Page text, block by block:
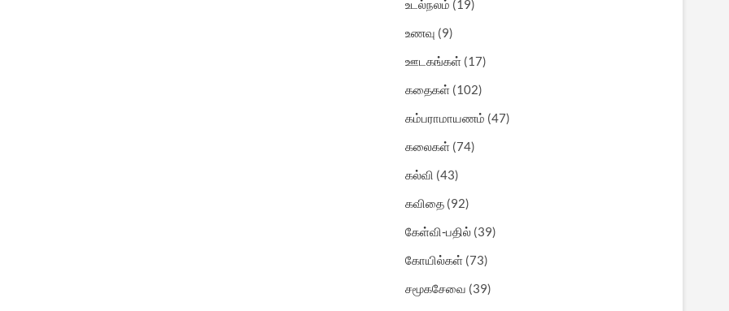
உடல்நலம் (19)
உணவு (9)
ஊடகங்கள் (17)
கதைகள் (102)
கம்பராமாயணம் (47)
கலைகள் (74)
கல்வி (43)
கவிதை (92)
கேள்வி-பதில் (39)
கோயில்கள் (73)
சமூகசேவை (39)